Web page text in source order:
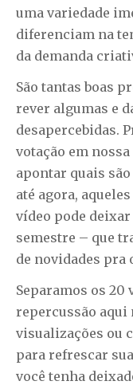
uma variedade
diferenciam na
da demanda
São tantas boas
rever algumas e
desapercebidas.
votação em
apontar quais são
até agora,
vídeo pode
semestre – que
de novidades pra
Separamos os
repercussão aqui
visualizações ou
para refrescar
você tenha